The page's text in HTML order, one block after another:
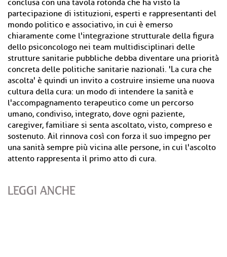
conclusa con una tavola rotonda che ha visto la
partecipazione di istituzioni, esperti e rappresentanti del
mondo politico e associativo, in cui è emerso
chiaramente come l'integrazione strutturale della figura
dello psiconcologo nei team multidisciplinari delle
strutture sanitarie pubbliche debba diventare una priorità
concreta delle politiche sanitarie nazionali. 'La cura che
ascolta' è quindi un invito a costruire insieme una nuova
cultura della cura: un modo di intendere la sanità e
l'accompagnamento terapeutico come un percorso
umano, condiviso, integrato, dove ogni paziente,
caregiver, familiare si senta ascoltato, visto, compreso e
sostenuto. Ail rinnova così con forza il suo impegno per
una sanità sempre più vicina alle persone, in cui l'ascolto
attento rappresenta il primo atto di cura.
LEGGI ANCHE